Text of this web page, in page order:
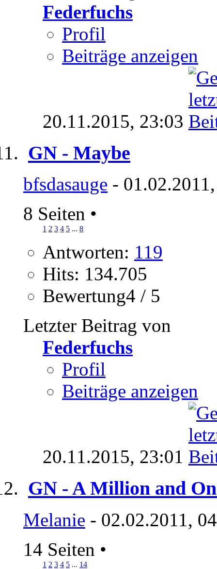
Federfuchs
Profil
Beiträge anzeigen
20.11.2015, 23:03
GN - Maybe
bfsdasauge -
8 Seiten •
1 2 3 4 5 ... 8
Antworten: 119
Hits: 134.705
Bewertung4 / 5
Letzter Beitrag von
Federfuchs
Profil
Beiträge anzeigen
20.11.2015, 23:01
GN - A Million and
Melanie - 02.02.2011,
14 Seiten •
1 2 3 4 5 ... 14